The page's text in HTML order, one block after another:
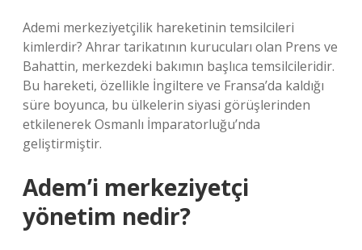
Ademi merkeziyetçilik hareketinin temsilcileri
kimlerdir? Ahrar tarikatının kurucuları olan Prens ve
Bahattin, merkezdeki bakımın başlıca temsilcileridir.
Bu hareketi, özellikle İngiltere ve Fransa’da kaldığı
süre boyunca, bu ülkelerin siyasi görüşlerinden
etkilenerek Osmanlı İmparatorluğu’nda
geliştirmiştir.
Adem’i merkeziyetçi
yönetim nedir?